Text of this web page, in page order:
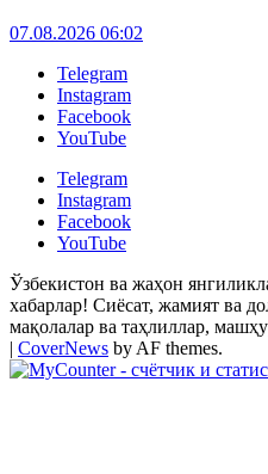
07.08.2026 06:02
Telegram
Instagram
Facebook
YouTube
Telegram
Instagram
Facebook
YouTube
Ўзбекистон ва жаҳон
хабарлар! Сиёсат, жамият ва
мақолалар ва таҳлиллар,
| CoverNews by AF themes.